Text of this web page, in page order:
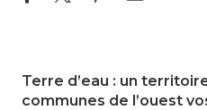
Terre d’eau : un
communes de l’ouest